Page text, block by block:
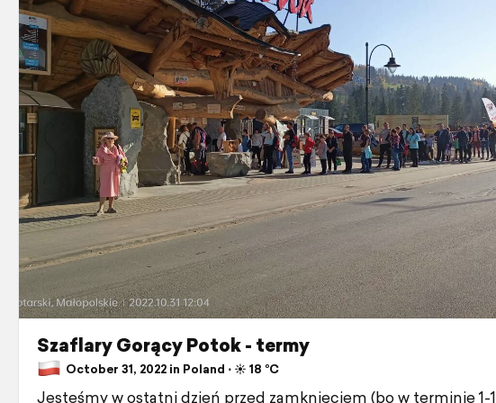
Szaflary Gorący Potok - termy
October 31, 2022 in Poland ⋅ ☀️ 18 °C
Jesteśmy w ostatni dzień przed zamknięciem (bo w terminie 1-